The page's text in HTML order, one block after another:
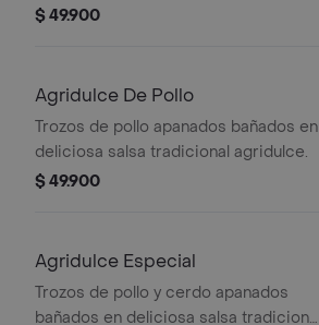
salsa agridulce.
$ 49.900
Agridulce De Pollo
Trozos de pollo apanados bañados en
deliciosa salsa tradicional agridulce.
$ 49.900
Agridulce Especial
Trozos de pollo y cerdo apanados
bañados en deliciosa salsa tradicional